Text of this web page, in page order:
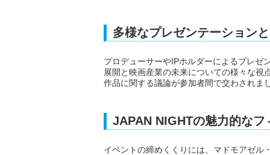
多様なプレゼンテーション
プロデューサーやIPホルダーによるプレゼ
展開と映画産業の未来についての様々な
作品に関する議論が参加者間で交わされまし
JAPAN NIGHTの魅力的なフ
イベントの締めくくりには、マドモアゼル